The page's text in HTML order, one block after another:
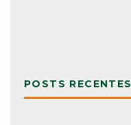
POSTS RECENTES